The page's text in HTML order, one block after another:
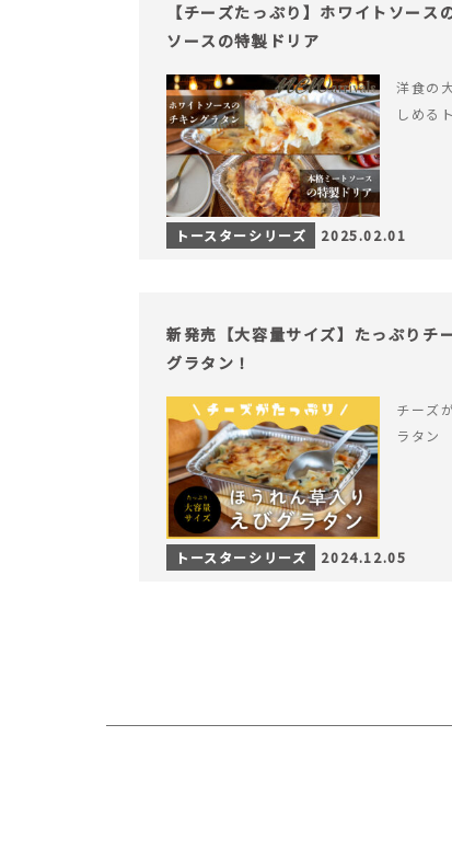
【チーズたっぷり】ホワイトソース
ソースの特製ドリア
洋食の
しめる
トースターシリーズ 2025.02.01
新発売【大容量サイズ】たっぷりチ
グラタン！
チーズ
ラタン
トースターシリーズ 2024.12.05